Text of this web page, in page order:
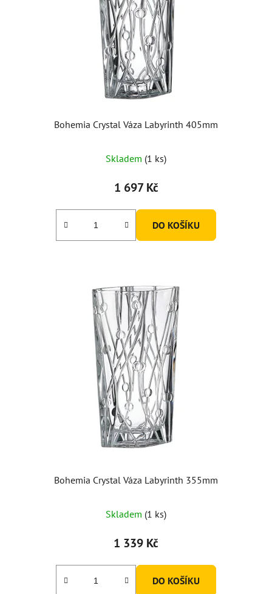
Bohemia Crystal Váza Labyrinth 405mm
Skladem (1 ks)
1 697 Kč
DO KOŠÍKU
Bohemia Crystal Váza Labyrinth 355mm
Skladem (1 ks)
1 339 Kč
DO KOŠÍKU